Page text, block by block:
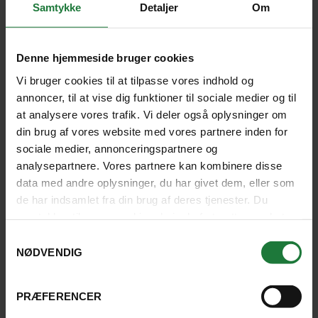
Samtykke Detaljer Om
Denne hjemmeside bruger cookies
Vi bruger cookies til at tilpasse vores indhold og
annoncer, til at vise dig funktioner til sociale medier og til
at analysere vores trafik. Vi deler også oplysninger om
din brug af vores website med vores partnere inden for
sociale medier, annonceringspartnere og
analysepartnere. Vores partnere kan kombinere disse
data med andre oplysninger, du har givet dem, eller som
de har indsamlet fra din brug af deres tjenester. Du
NØDVENDIG
PRÆFERENCER
spændende og berigende.
På nogle rejsemål er bestemte vaccinationer
påkrævet. Stjernegaard anbefaler, at du får råd og
vejledning hos en af landets vaccinationsklinikker
eller hos egen læge, inden du tager afsted. Det er en
god idé at undersøge forholdene på dine rejsemål. På
den måde kan du tage alle de nødvendige
forholdsregler som f.eks. brug af
malariaforebyggelse, myggespray, vaccinationer
m.m.
Herunder finder du en række forslag til sider, hvor du
din kommende rejse.